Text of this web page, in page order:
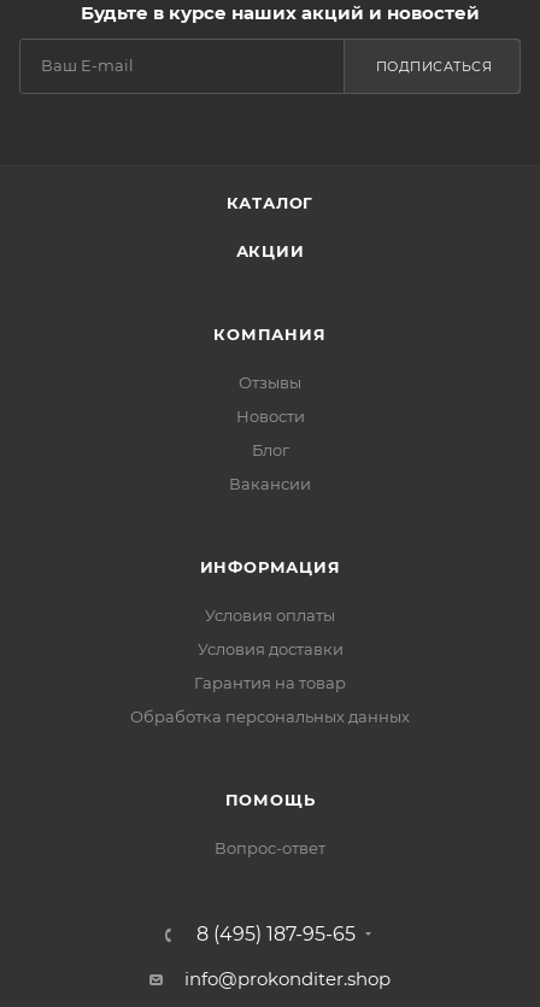
Будьте в курсе наших акций и новостей
ПОДПИСАТЬСЯ
КАТАЛОГ
АКЦИИ
КОМПАНИЯ
Отзывы
Новости
Блог
Вакансии
ИНФОРМАЦИЯ
Условия оплаты
Условия доставки
Гарантия на товар
Обработка персональных данных
ПОМОЩЬ
Вопрос-ответ
8 (495) 187-95-65
info@prokonditer.shop